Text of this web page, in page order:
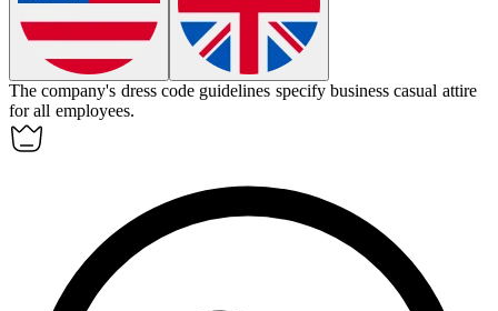
The company's dress code guidelines specify business casual attire
for all employees.